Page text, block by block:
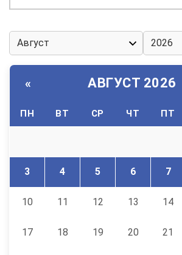
« АВГУСТ 2026
ПН ВТ СР ЧТ ПТ
3 4 5 6 7
10 11 12 13 14
17 18 19 20 21